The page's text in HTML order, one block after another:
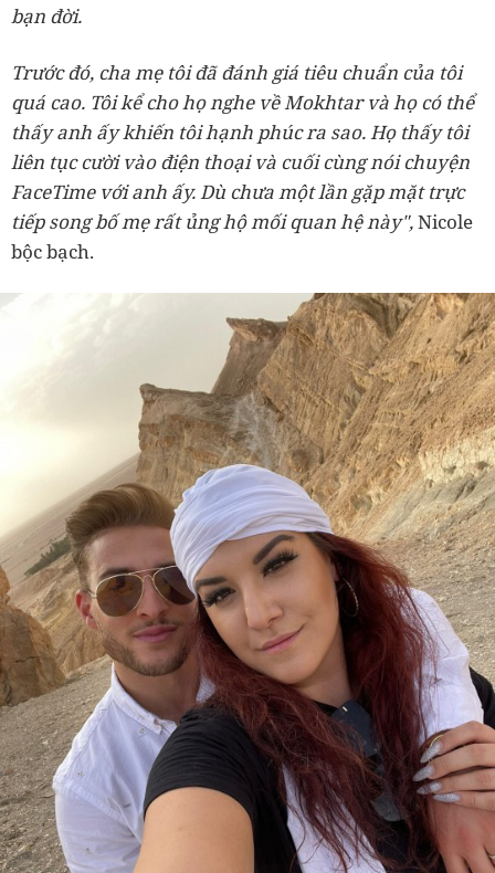
bạn đời.
Trước đó, cha mẹ tôi đã đánh giá tiêu chuẩn của tôi
quá cao. Tôi kể cho họ nghe về Mokhtar và họ có thể
thấy anh ấy khiến tôi hạnh phúc ra sao. Họ thấy tôi
liên tục cười vào điện thoại và cuối cùng nói chuyện
FaceTime với anh ấy. Dù chưa một lần gặp mặt trực
tiếp song bố mẹ rất ủng hộ mối quan hệ này",Nicole
bộc bạch.